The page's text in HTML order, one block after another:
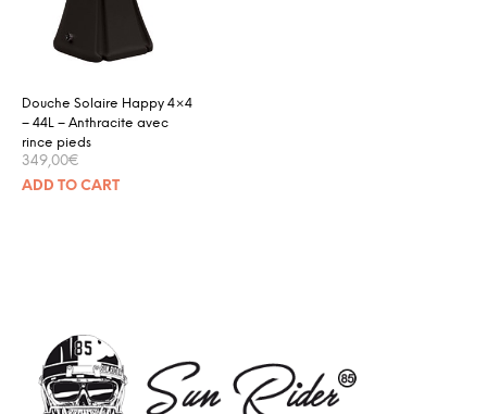
Douche Solaire Happy 4×4
– 44L – Anthracite avec
rince pieds
349,00€
ADD TO CART